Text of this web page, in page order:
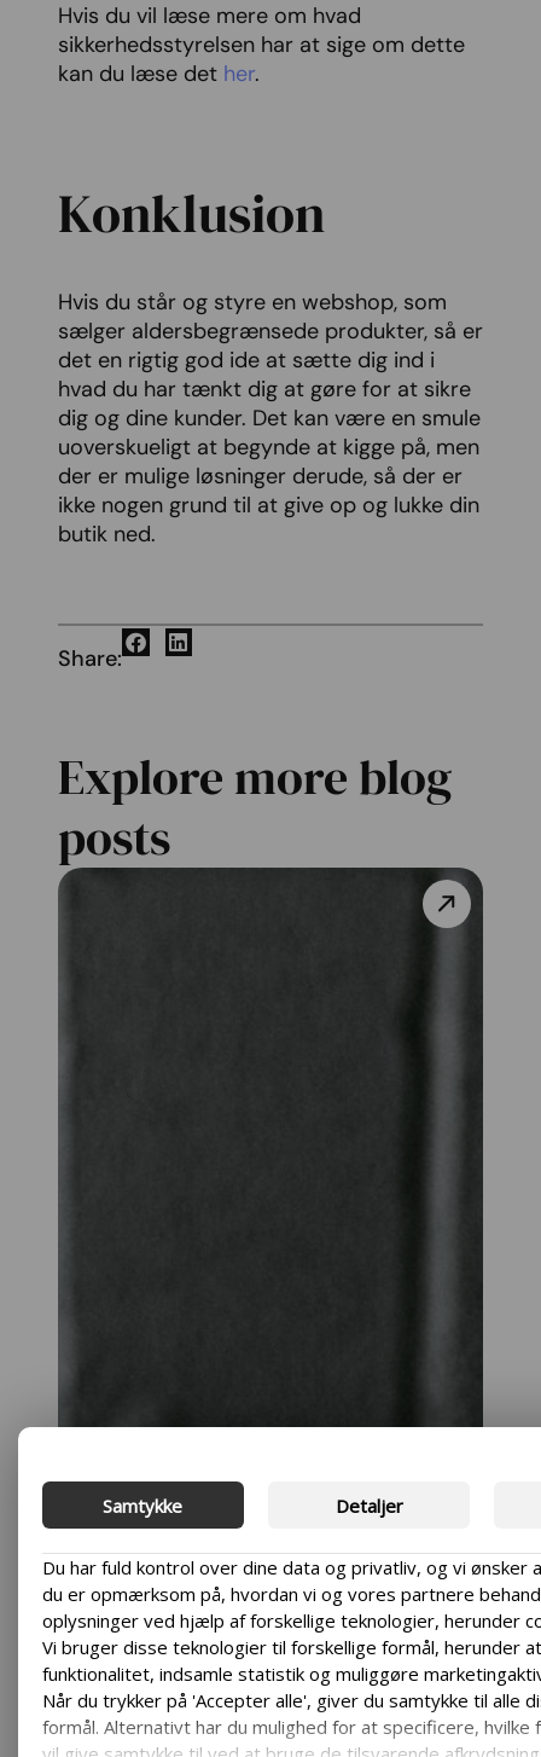
Hvis du vil læse mere om hvad
sikkerhedsstyrelsen har at sige om dette
kan du læse det her.
Konklusion
Hvis du står og styre en webshop, som
sælger aldersbegrænsede produkter, så er
det en rigtig god ide at sætte dig ind i
hvad du har tænkt dig at gøre for at sikre
dig og dine kunder. Det kan være en smule
uoverskueligt at begynde at kigge på, men
der er mulige løsninger derude, så der er
ikke nogen grund til at give op og lukke din
butik ned.
Share:
Explore more blog
posts
Samtykke Detaljer
Du har fuld kontrol over dine data og privatliv, og vi ønsker
du er opmærksom på, hvordan vi og vores partnere
oplysninger ved hjælp af forskellige teknologier, herunder
Vi bruger disse teknologier til forskellige formål, herunder
funktionalitet, indsamle statistik og muliggøre
Når du trykker på 'Accepter alle', giver du samtykke til alle
formål. Alternativt har du mulighed for at specificere, hvilke